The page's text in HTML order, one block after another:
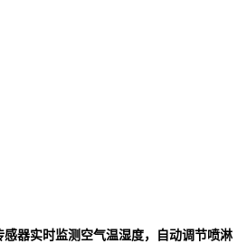
器实时监测空气温湿度，自动调节喷淋